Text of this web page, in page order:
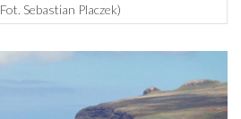
Sebastian Placzek)